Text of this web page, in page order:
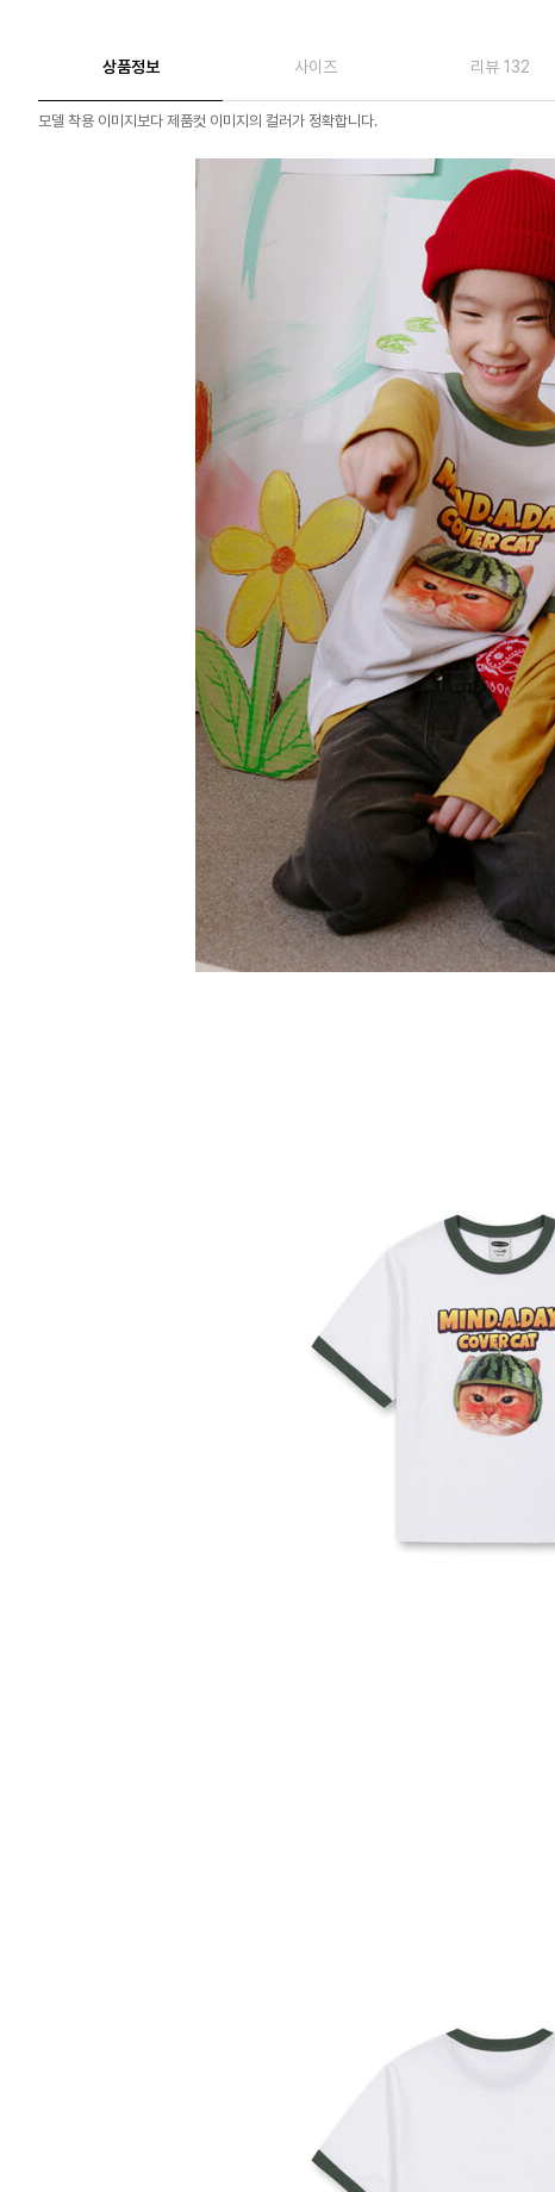
상품정보 사이즈 리뷰 132
모델 착용 이미지보다 제품컷 이미지의 컬러가 정확합니다.